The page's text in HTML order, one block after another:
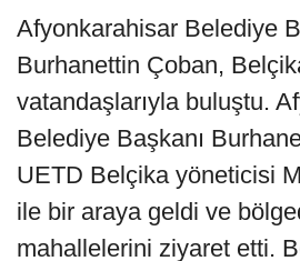
Afyonkarahisar Belediye
Burhanettin Çoban,
vatandaşlarıyla buluştu.
Belediye Başkanı
UETD Belçika yöneticisi
ile bir araya geldi ve
mahallelerini ziyaret etti.